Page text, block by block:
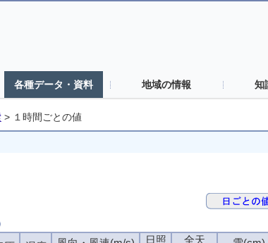
各種データ・資料 地域の情報 知
> １時間ごとの値
日照
全天
日照
全天
日照
全天
日照
全天